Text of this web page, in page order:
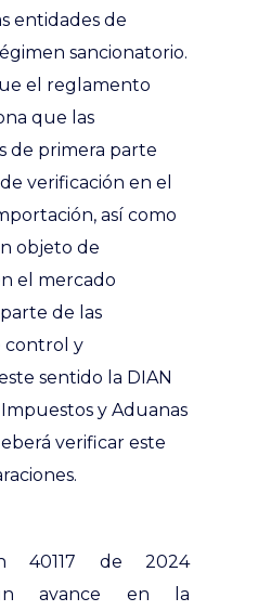
entidades de
sancionatorio.
el reglamento
que las
de primera parte
verificación en el
así como
objeto de
el mercado
de las
control y
sentido la DIAN
y Aduanas
verificar este
40117 de 2024
avance en la